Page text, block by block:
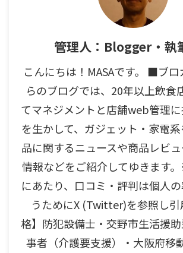
管理人：Blogger・執
こんにちは！MASAです。 ■ブ
らのブログでは、20年以上飲食
てマネジメントと店舗web管理
を生かして、ガジェット・家電
品に関するニュースや商品レビ
情報などをご紹介してゆきます
にあたり、口コミ・評判は個人
うためにX (Twitter)を参照し引
格】防犯設備士・交野市生活援
事者（介護要支援）・大阪府移